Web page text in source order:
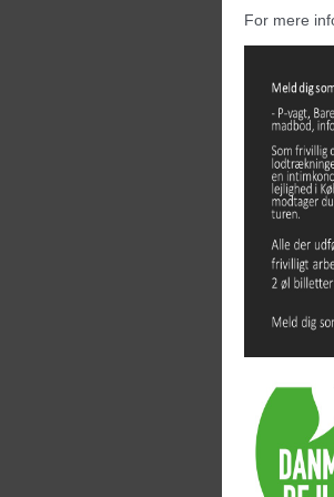
For mere